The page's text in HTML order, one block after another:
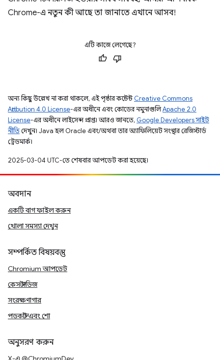
Chrome-এ নতুন কী আছে তা জানাতে এখানে আসব!
এটি কাজে লেগেছে?
অন্য কিছু উল্লেখ না করা থাকলে, এই পৃষ্ঠার কন্টেন্ট Creative Commons
Attribution 4.0 License-এর অধীনে এবং কোডের নমুনাগুলিApache 2.0
License-এর অধীনে লাইসেন্স প্রাপ্ত। আরও জানতে, Google Developers সাইট
নীতিদেখুন। Java হল Oracle এবং/অথবা তার অ্যাফিলিয়েট সংস্থার রেজিস্টার্ড
ট্রেডমার্ক।
2025-03-04 UTC-তে শেষবার আপডেট করা হয়েছে।
অবদান
একটি বাগ ফাইল করুন
খোলা সমস্যা দেখুন
সম্পর্কিত বিষয়বস্তু
Chromium আপডেট
কেস স্টাডিজ
সংরক্ষণাগার
পডকাস্ট এবং শো
অনুসরণ করুন